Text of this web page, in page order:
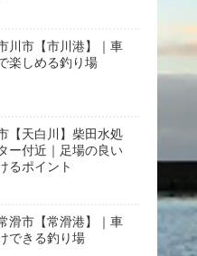
川市【市川港】｜車
楽しめる釣り場
【天白川】柴田水処
ー付近｜足場の良い
るポイント
滑市【常滑港】｜車
できる釣り場